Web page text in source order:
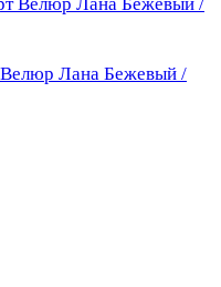
Велюр Лана Бежевый /